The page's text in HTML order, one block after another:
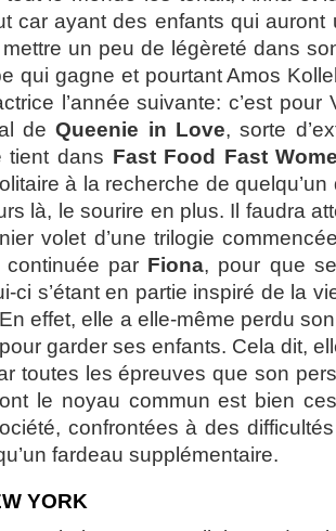
car ayant des enfants qui auront
un peu de légèreté dans
qui gagne et pourtant Amos
l’année suivante: c’est pour
deQueenie in Love, sorte
tient dans Fast Food Fast
à la recherche de quelqu’un
là, le sourire en plus. Il faudra
volet d’une trilogie
continuée par Fiona, pour que
ci s’étant en partie inspiré de la
effet, elle a elle-même perdu
garder ses enfants. Cela dit,
toutes les épreuves que son
le noyau commun est bien
confrontées à des
fardeau supplémentaire.
YORK